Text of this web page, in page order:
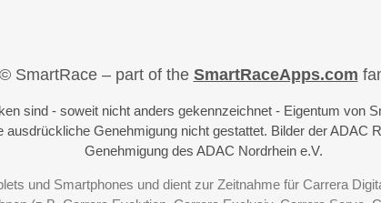
© SmartRace – part of the SmartRaceApps.com
sind - soweit nicht anders gekennzeichnet - Eigentum von
Genehmigung nicht gestattet. Bilder der ADAC
Genehmigung des ADAC Nordrhein e.V.
und Smartphones und dient zur Zeitnahme für Carrera